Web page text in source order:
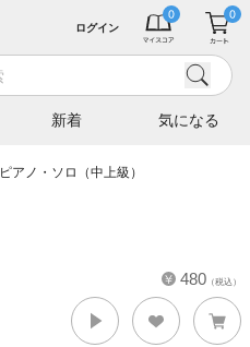
新着 気になる
ログイン
ピアノ・ソロ（中上級）
480 （税込）